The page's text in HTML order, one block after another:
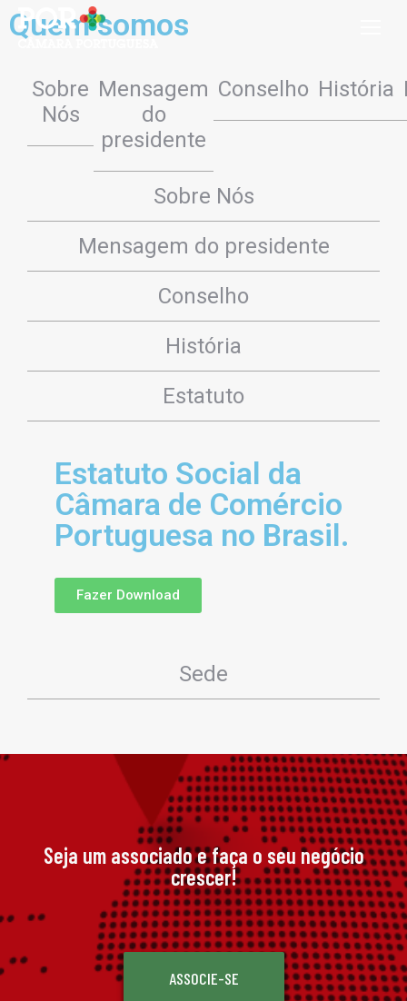
Quem somos
Sobre
Nós
Mensagem
do
presidente
Conselho História
Sobre Nós
Mensagem do presidente
Conselho
História
Estatuto
Estatuto Social da
Câmara de Comércio
Portuguesa no Brasil.
Fazer Download
Sede
Seja um associado e faça o seu negócio
crescer!
ASSOCIE-SE